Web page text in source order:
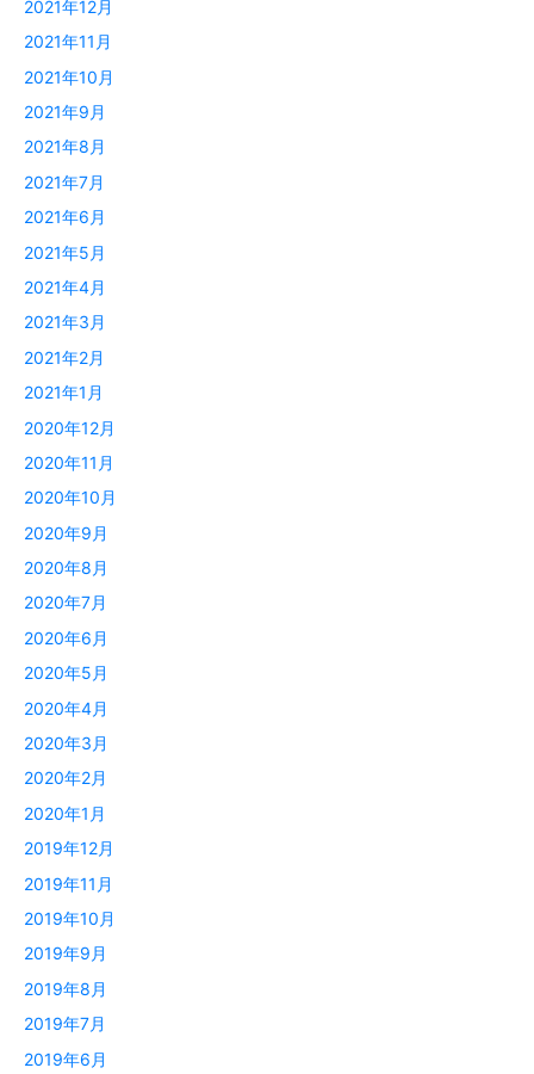
2021年12月
2021年11月
2021年10月
2021年9月
2021年8月
2021年7月
2021年6月
2021年5月
2021年4月
2021年3月
2021年2月
2021年1月
2020年12月
2020年11月
2020年10月
2020年9月
2020年8月
2020年7月
2020年6月
2020年5月
2020年4月
2020年3月
2020年2月
2020年1月
2019年12月
2019年11月
2019年10月
2019年9月
2019年8月
2019年7月
2019年6月